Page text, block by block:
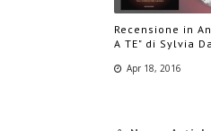
Recensione in
A TE" di Sylvia
Apr 18, 2016